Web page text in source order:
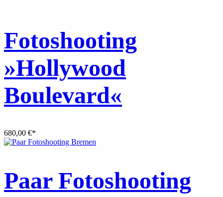
Fotoshooting
»Hollywood
Boulevard«
680,00 €*
Paar Fotoshooting